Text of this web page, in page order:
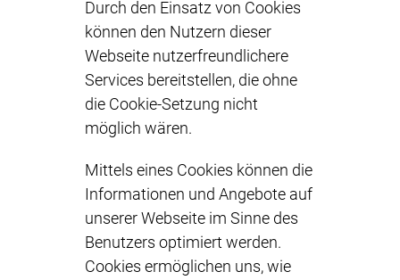
Durch den Einsatz von Cookies
können den Nutzern dieser
Webseite nutzerfreundlichere
Services bereitstellen, die ohne
die Cookie-Setzung nicht
möglich wären.
Mittels eines Cookies können die
Informationen und Angebote auf
unserer Webseite im Sinne des
Benutzers optimiert werden.
Cookies ermöglichen uns, wie